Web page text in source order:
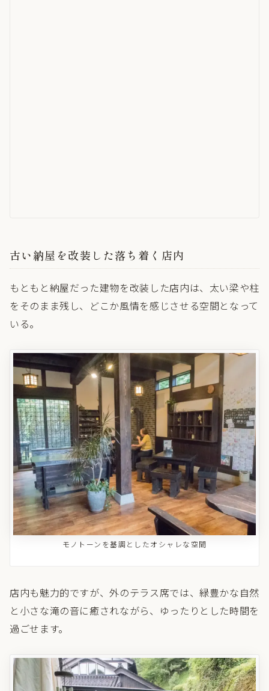
古い納屋を改装した落ち着く店内
もともと納屋だった建物を改装した店内は、太い梁や柱
をそのまま残し、どこか風情を感じさせる空間となって
いる。
モノトーンを基調としたオシャレな空間
店内も魅力的ですが、外のテラス席では、緑豊かな自然
と小さな滝の音に癒されながら、ゆったりとした時間を
過ごせます。